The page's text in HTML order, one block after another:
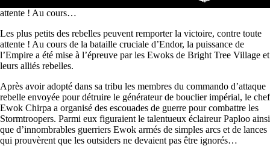
Les plus petits des rebelles peuvent remporter la victoire, contre toute
attente ! Au cours…
Les plus petits des rebelles peuvent remporter la victoire, contre toute
attente ! Au cours de la bataille cruciale d’Endor, la puissance de
l’Empire a été mise à l’épreuve par les Ewoks de Bright Tree Village et
leurs alliés rebelles.
Après avoir adopté dans sa tribu les membres du commando d’attaque
rebelle envoyée pour détruire le générateur de bouclier impérial, le chef
Ewok Chirpa a organisé des escouades de guerre pour combattre les
Stormtroopers. Parmi eux figuraient le talentueux éclaireur Paploo ainsi
que d’innombrables guerriers Ewok armés de simples arcs et de lances
qui prouvèrent que les outsiders ne devaient pas être ignorés…